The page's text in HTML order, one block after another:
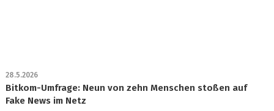
28.5.2026
Bitkom-Umfrage: Neun von zehn Menschen stoßen auf
Fake News im Netz